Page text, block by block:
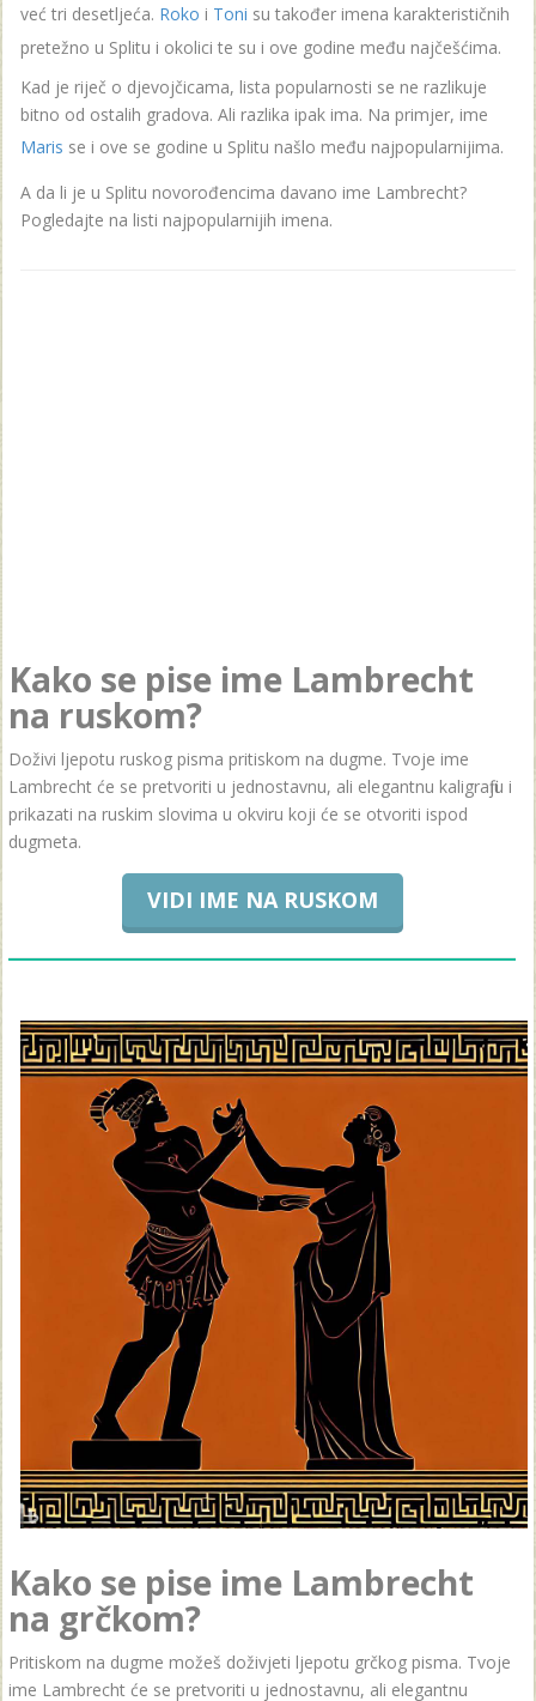
već tri desetljeća. Roko i Toni su također imena karakterističnih
pretežno u Splitu i okolici te su i ove godine među najčešćima.
Kad je riječ o djevojčicama, lista popularnosti se ne razlikuje
bitno od ostalih gradova. Ali razlika ipak ima. Na primjer, ime
Maris se i ove se godine u Splitu našlo među najpopularnijima.
A da li je u Splitu novorođencima davano ime Lambrecht?
Pogledajte na listi najpopularnijih imena.
Kako se pise ime Lambrecht
na ruskom?
Doživi ljepotu ruskog pisma pritiskom na dugme. Tvoje ime
Lambrecht će se pretvoriti u jednostavnu, ali elegantnu kaligrafiju i
prikazati na ruskim slovima u okviru koji će se otvoriti ispod
dugmeta.
VIDI IME NA RUSKOM
Kako se pise ime Lambrecht
na grčkom?
Pritiskom na dugme možeš doživjeti ljepotu grčkog pisma. Tvoje
ime Lambrecht će se pretvoriti u jednostavnu, ali elegantnu